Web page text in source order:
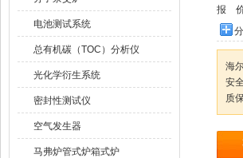
电池测试系统
总有机碳（TOC）分析仪
光化学衍生系统
密封性测试仪
空气发生器
马弗炉管式炉箱式炉
报 价
海
安
质